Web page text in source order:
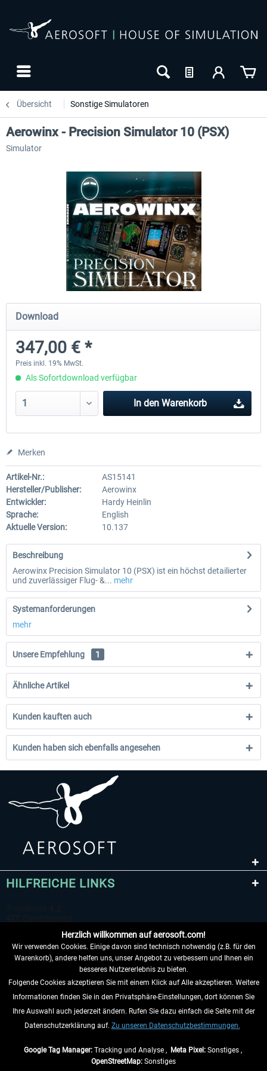
Übersicht Sonstige Simulatoren
Aerowinx - NG FMC and More
137,00 € *
Aerowinx - Precision Simulator 10 (PSX)
Simulator
Download
347,00 € *
Preis inkl. 19% MwSt.
Als Sofortdownload verfügbar
In den Warenkorb
Merken
Artikel-Nr.:
AS15141
Hersteller/Publisher:
Aerowinx
Entwickler:
Hardy Heinlin
Sprache:
English
Aktuelle Version:
10.137
Beschreibung
Aerowinx Precision Simulator 10 (PSX) ist ein höchst detailierter
und zuverlässiger Flug- &... mehr
Systemanforderungen
mehr
Unsere Empfehlung 1
Ähnliche Artikel
Kunden kauften auch
Kunden haben sich ebenfalls angesehen
HILFREICHE LINKS
VERTRAG WIDERRUFEN
INFORMATIONEN
Herzlich willkommen auf aerosoft.com!
Wir verwenden Cookies. Einige davon sind technisch notwendig (z.B. für den
Warenkorb), andere helfen uns, unser Angebot zu verbessern und Ihnen ein
besseres Nutzererlebnis zu bieten.
Folgende Cookies akzeptieren Sie mit einem Klick auf Alle akzeptieren. Weitere
Informationen finden Sie in den Privatsphäre-Einstellungen, dort können Sie
Ihre Auswahl auch jederzeit ändern. Rufen Sie dazu einfach die Seite mit der
Datenschutzerklärung auf. Zu unseren Datenschutzbestimmungen.
Google Tag Manager:Tracking und Analyse , Meta Pixel:Sonstiges ,
OpenStreetMap: Sonstiges